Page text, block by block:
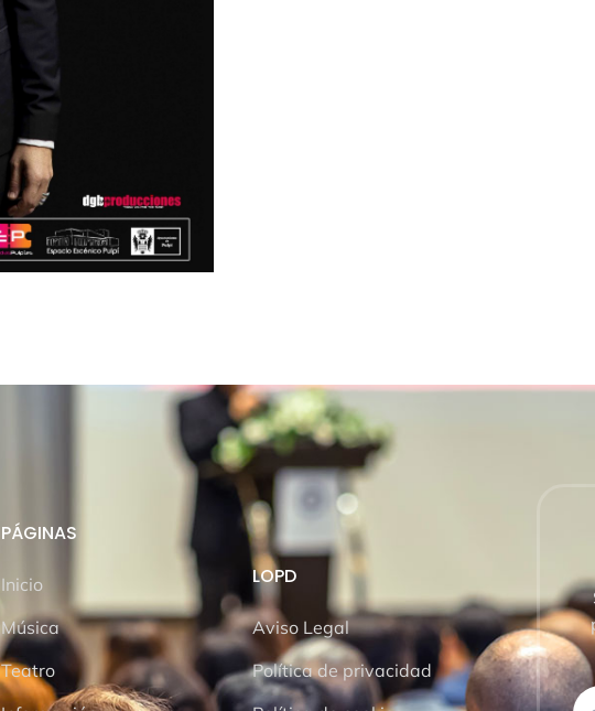
PÁGINAS
Inicio
Música
Teatro
LOPD
Aviso Legal
Política de privacidad